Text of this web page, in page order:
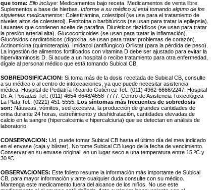
que toma: Ello incluye: Medicamentos bajo receta. Medicamentos de venta libre.
Suplementos a base de hierbas. Informe a su médico si está tomando alguno de los
siguientes medicamentos: Colestiramina, colestipol (se usa para el tratamiento de
niveles altos de colesterol). Fenitoína o barbitúricos (se usan para tratar la epilepsia).
Laxantes que contienen aceite de parafina. Diuréticos tiazídicos (se usan para tratar
la presión arterial alta). Glucocorticoides (se usan para tratar la inflamación).
Glucósidos cardiotónicos (digoxina, se usan para tratar problemas de corazón).
Actinomicina (quimioterapia). Imidazol (antifúngico) Orlistat (para la pérdida de peso).
La ingestión de alimentos fortificados con vitamina D debe ser ajustado para evitar la
hipervitaminosis D. Si acude a un hospital o recibe tratamiento para otra enfermedad,
dígale al personal médico que está tomando Subical CB.
SOBREDOSIFICACION: Si toma más de la dosis recetada de Subical CB, consulte
a su médico o al centro de intoxicaciones, ya que puede necesitar asistencia
médica. Hospital de Pediatría Ricardo Gutiérrez Tel.: (011) 4962-6666/2247. Hospital
Dr. A. Posadas Tel.: (011) 4654-6648/4658-7777. Centro de Asistencia Toxicológica
La Plata Tel.: (0221) 451-5555. Los síntomas más frecuentes de sobredosis
son: Náuseas, vómitos, sed excesiva, la producción de grandes cantidades de
orina durante 24 horas, estreñimiento y deshidratación, cantidades elevadas de
calcio en la sangre (hipercalcemia e hipercalciuria) que se detectan en análisis de
laboratorio.
CONSERVACION: Ud. puede tomar Subical CB hasta el último día del mes indicado
en el envase (caja y blíster). No tome Subical CB luego de la fecha de vencimiento.
Conservar en su envase original, en un lugar seco a una temperatura entre 15 ºC y
30 ºC.
OBSERVACIONES: Este folleto resume la información más importante de Subical
CB, para mayor información y ante cualquier duda consulte con su médico.
Mantenga este medicamento fuera del alcance de los niños. No use este